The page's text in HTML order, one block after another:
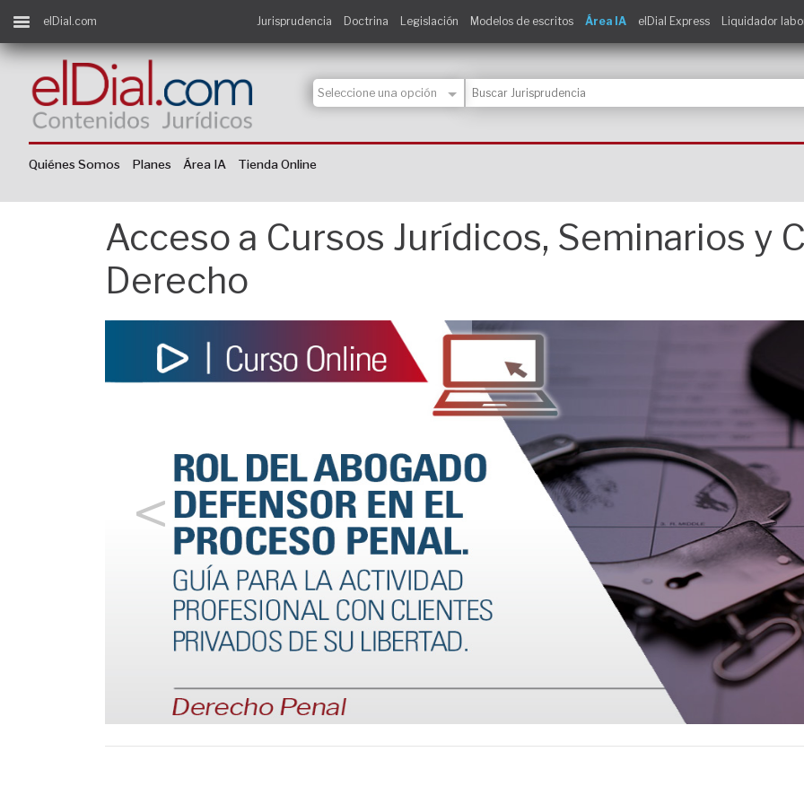
elDial.com Jurisprudencia Doctrina Legislación Modelos de escritos Área IA elDial Express Liquidador
Quiénes Somos Planes Área IA Tienda Online
Acceso a Cursos Jurídicos, Seminarios y
Derecho
<